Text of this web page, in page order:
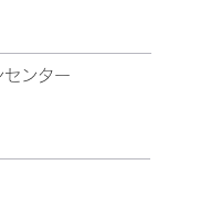
ンター